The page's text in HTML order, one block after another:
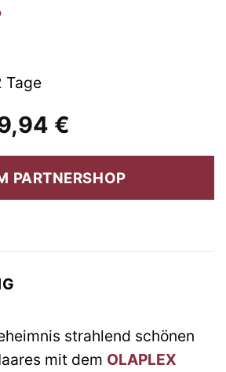
€
€
ist:
49,94 €.
Tage
PARTNERSHOP
strahlend schönen
mit dem OLAPLEX